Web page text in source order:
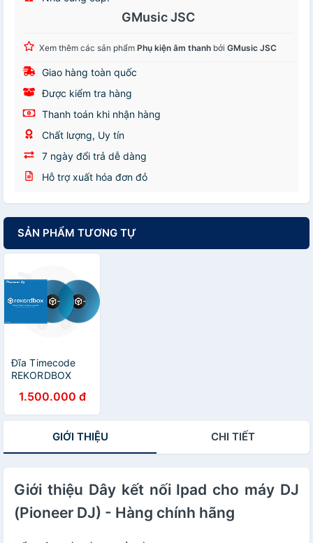
GMusic JSC
Xem thêm các sản phẩm Phụ kiện âm thanh bởi GMusic JSC
Giao hàng toàn quốc
Được kiểm tra hàng
Thanh toán khi nhận hàng
Chất lượng, Uy tín
7 ngày đổi trả dễ dàng
Hỗ trợ xuất hóa đơn đỏ
SẢN PHẨM TƯƠNG TỰ
Đĩa Timecode
REKORDBOX
Hàng Chính Hãng
1.500.000 đ
GIỚI THIỆU CHI TIẾT
Giới thiệu Dây kết nối Ipad cho máy DJ
(Pioneer DJ) - Hàng chính hãng